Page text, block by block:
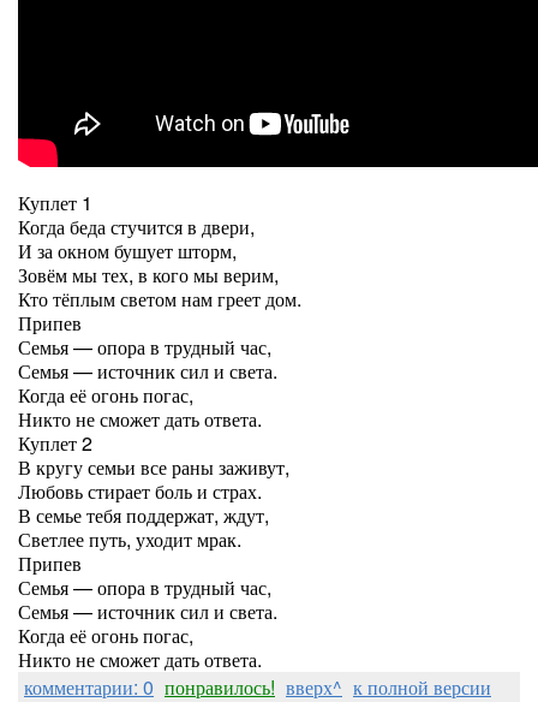
Куплет 1
Когда беда стучится в двери,
И за окном бушует шторм,
Зовём мы тех, в кого мы верим,
Кто тёплым светом нам греет дом.
Припев
Семья — опора в трудный час,
Семья — источник сил и света.
Когда её огонь погас,
Никто не сможет дать ответа.
Куплет 2
В кругу семьи все раны заживут,
Любовь стирает боль и страх.
В семье тебя поддержат, ждут,
Светлее путь, уходит мрак.
Припев
Семья — опора в трудный час,
Семья — источник сил и света.
Когда её огонь погас,
Никто не сможет дать ответа.
комментарии: 0 понравилось! вверх^ к полной версии